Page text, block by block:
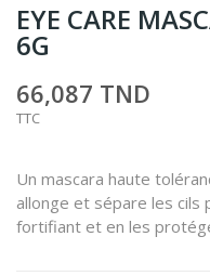
EYE CARE
6G
66,087 TND
TTC
Un mascara haute
allonge et sépare les cils
fortifiant et en les